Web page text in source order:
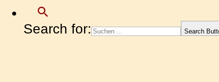
Search for: Search